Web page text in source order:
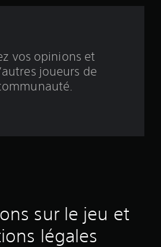
e
4
vos opinions et
joueurs de
sur le jeu et
légales